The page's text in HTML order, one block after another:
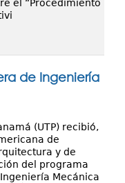
el “Procedimiento
de Ingeniería
(UTP) recibió,
de
y de
del programa
Mecánica